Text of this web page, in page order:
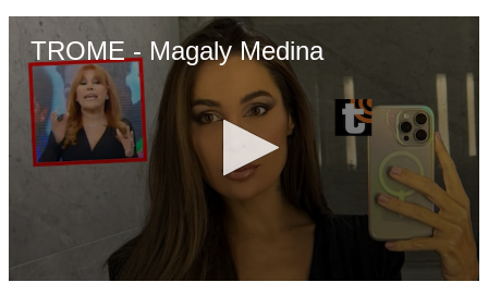
TROME - Magaly Medina